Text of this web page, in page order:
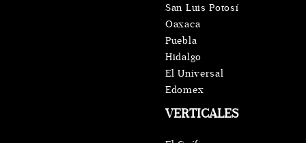
VERTICALES
San Luis Potosí
Oaxaca
Puebla
Hidalgo
El Universal
Edomex